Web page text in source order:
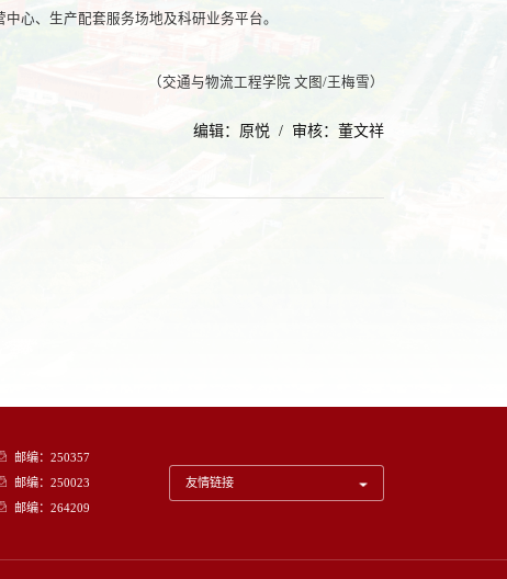
心、生产配套服务场地及科研业务平台。
（交通与物流工程学院 文图/王梅雪）
编辑：原悦 / 审核：董文祥
邮编：250357
邮编：250023
邮编：264209
友情链接